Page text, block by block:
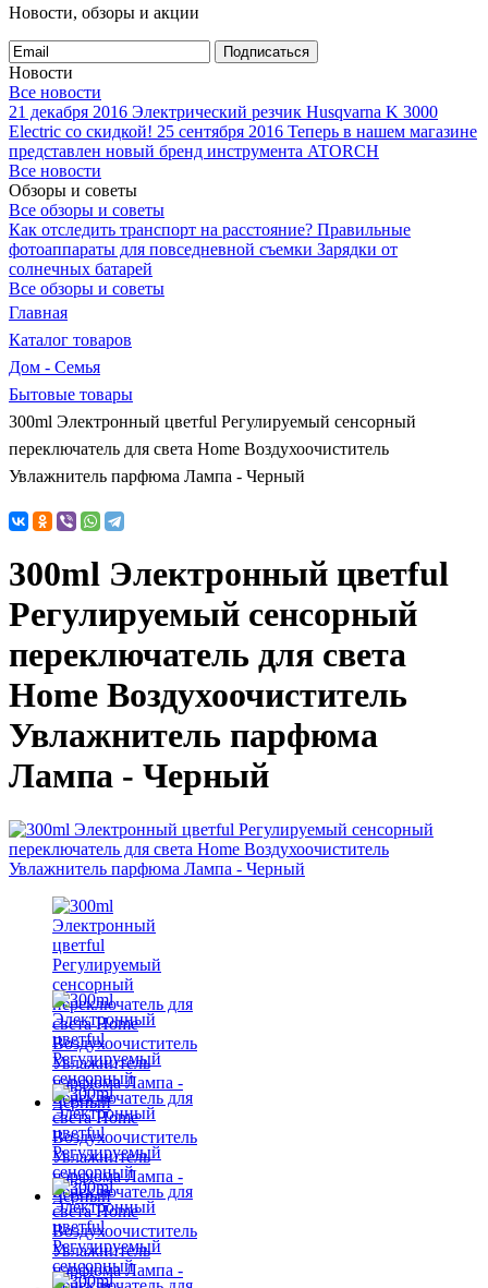
Новости, обзоры и акции
Подписаться
Новости
Все новости
21 декабря 2016 Электрический резчик Husqvarna K 3000
Electric со скидкой! 25 сентября 2016 Теперь в нашем магазине
представлен новый бренд инструмента ATORCH
Все новости
Обзоры и советы
Все обзоры и советы
Как отследить транспорт на расстояние? Правильные
фотоаппараты для повседневной съемки Зарядки от
солнечных батарей
Все обзоры и советы
Главная
Каталог товаров
Дом - Семья
Бытовые товары
300ml Электронный цветful Регулируемый сенсорный
переключатель для света Home Воздухоочиститель
Увлажнитель парфюма Лампа - Черный
300ml Электронный цветful
Регулируемый сенсорный
переключатель для света
Home Воздухоочиститель
Увлажнитель парфюма
Лампа - Черный